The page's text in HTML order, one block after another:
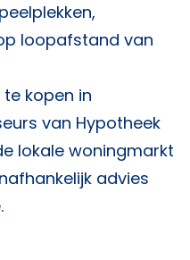
loopafstand van
kopen in
van Hypotheek
lokale woningmarkt
advies